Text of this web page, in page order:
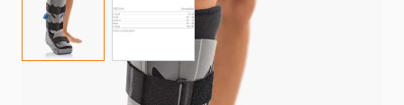
Orthese zur Ruhigstellung der Unterschenkel-Fuß-